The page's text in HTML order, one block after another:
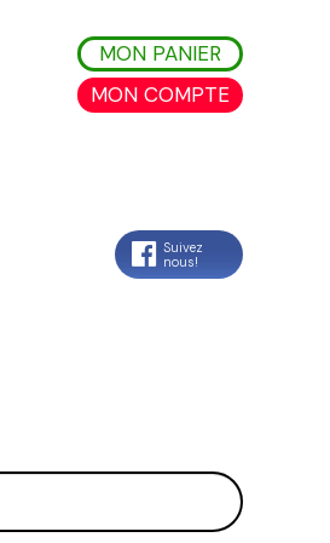
MON PANIER
MON COMPTE
Suivez
nous!